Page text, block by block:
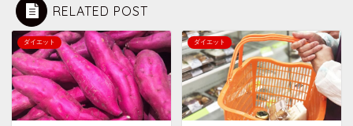
RELATED POST
ダイエット ダイエット